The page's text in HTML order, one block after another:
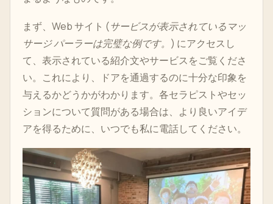
まず、Web サイト (サービスが表示されているマッ
サージ パーラーは完璧な例です。 ) にアクセスし
て、表示されている紹介文やサービスをご覧くださ
い。これにより、ドアを通過するのに十分な印象を
与えるかどうかがわかります。各セラピストやセッ
ションについて質問がある場合は、より良いアイデ
アを得るために、いつでも私に電話してください。